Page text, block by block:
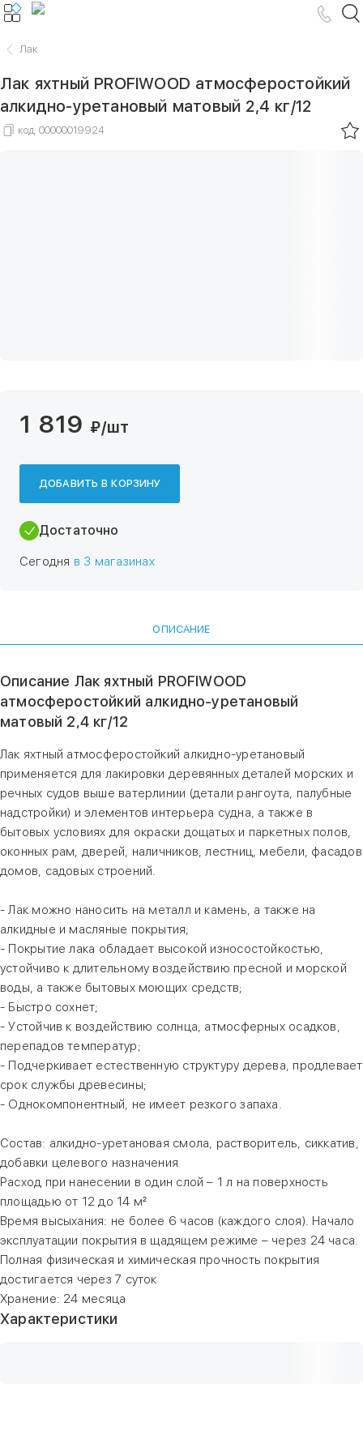
Лак
Лак яхтный PROFIWOOD атмосферостойкий
алкидно-уретановый матовый 2,4 кг/12
код 00000019924
1 819 ₽/шт
ДОБАВИТЬ В КОРЗИНУ
Достаточно
Сегодня в 3 магазинах
ОПИСАНИЕ
Описание Лак яхтный PROFIWOOD
атмосферостойкий алкидно-уретановый
матовый 2,4 кг/12
Лак яхтный атмосферостойкий алкидно-уретановый
применяется для лакировки деревянных деталей морских и
речных судов выше ватерлинии (детали рангоута, палубные
надстройки) и элементов интерьера судна, а также в
бытовых условиях для окраски дощатых и паркетных полов,
оконных рам, дверей, наличников, лестниц, мебели, фасадов
домов, садовых строений.
- Лак можно наносить на металл и камень, а также на
алкидные и масляные покрытия;
- Покрытие лака обладает высокой износостойкостью,
устойчиво к длительному воздействию пресной и морской
воды, а также бытовых моющих средств;
- Быстро сохнет;
- Устойчив к воздействию солнца, атмосферных осадков,
перепадов температур;
- Подчеркивает естественную структуру дерева, продлевает
срок службы древесины;
- Однокомпонентный, не имеет резкого запаха.
Состав: алкидно-уретановая смола, растворитель, сиккатив,
добавки целевого назначения
Расход при нанесении в один слой – 1 л на поверхность
площадью от 12 до 14 м²
Время высыхания: не более 6 часов (каждого слоя). Начало
эксплуатации покрытия в щадящем режиме – через 24 часа.
Полная физическая и химическая прочность покрытия
достигается через 7 суток
Хранение: 24 месяца
Характеристики